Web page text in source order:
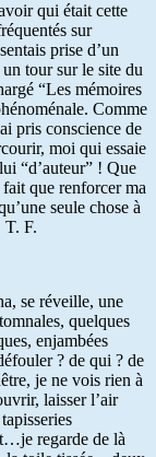
qui était cette
sur
prise d’un
tour sur le site du
“Les mémoires
Comme
pris conscience de
moi qui essaie
“d’auteur” ! Que
que renforcer ma
seule chose à
T. F.
se réveille, une
quelques
enjambées
? de qui ? de
je ne vois rien à
laisser l’air
regarde de là